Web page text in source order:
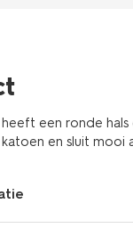
een ronde
en sluit mooi